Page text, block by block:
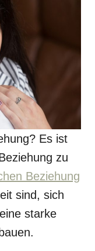
Es ist
zu
Beziehung
sind, sich
starke